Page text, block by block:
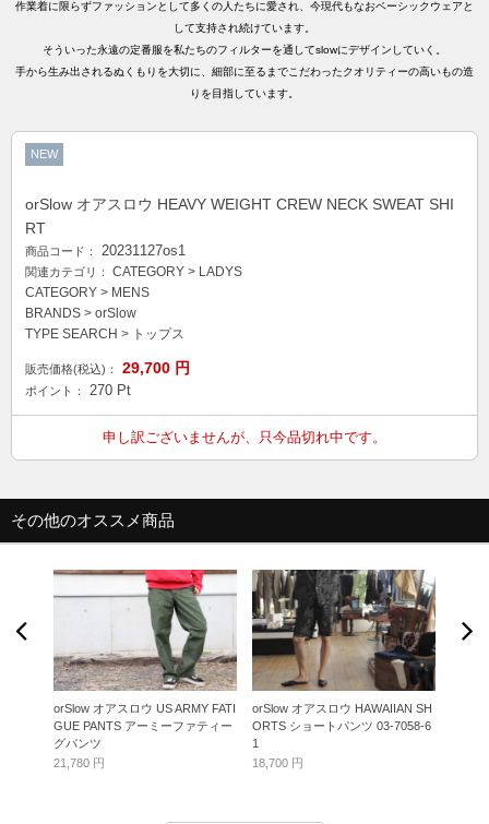
作業着に限らずファッションとして多くの人たちに愛され、今現代もなおベーシックウェアと
して支持され続けています。
そういった永遠の定番服を私たちのフィルターを通してslowにデザインしていく。
手から生み出されるぬくもりを大切に、細部に至るまでこだわったクオリティーの高いもの造
りを目指しています。
NEW
orSlow オアスロウ HEAVY WEIGHT CREW NECK SWEAT SHI
RT
商品コード： 20231127os1
関連カテゴリ： CATEGORY > LADYS
CATEGORY > MENS
BRANDS > orSlow
TYPE SEARCH > トップス
販売価格(税込)： 29,700 円
ポイント： 270 Pt
申し訳ございませんが、只今品切れ中です。
その他のオススメ商品
orSlow オアスロウ US ARMY FATI
GUE PANTS アーミーファティー
グパンツ
21,780 円
orSlow オアスロウ HAWAIIAN SH
ORTS ショートパンツ 03-7058-6
1
18,700 円